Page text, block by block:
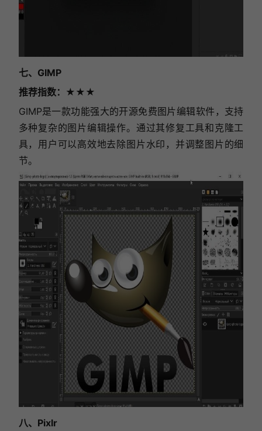
七、GIMP
推荐指数：★★★
GIMP是一款功能强大的开源免费图片编辑软件，支持
多种复杂的图片编辑操作。通过其修复工具和克隆工
具，用户可以高效地去除图片水印，并调整图片的细
节。
八、Pixlr